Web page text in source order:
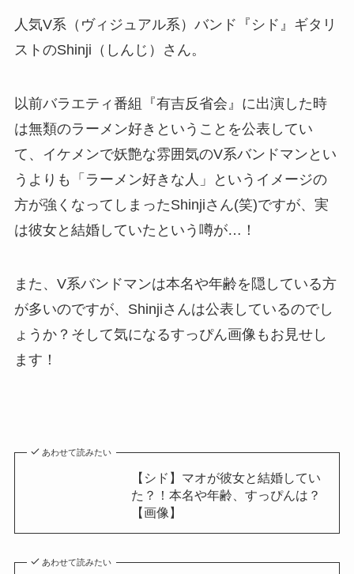
人気V系（ヴィジュアル系）バンド『シド』ギタリ
ストのShinji（しんじ）さん。
以前バラエティ番組『有吉反省会』に出演した時
は無類のラーメン好きということを公表してい
て、イケメンで妖艶な雰囲気のV系バンドマンとい
うよりも「ラーメン好きな人」というイメージの
方が強くなってしまったShinjiさん(笑)ですが、実
は彼女と結婚していたという噂が…！
また、V系バンドマンは本名や年齢を隠している方
が多いのですが、Shinjiさんは公表しているのでし
ょうか？そして気になるすっぴん画像もお見せし
ます！
あわせて読みたい
【シド】マオが彼女と結婚してい
た？！本名や年齢、すっぴんは？
【画像】
あわせて読みたい